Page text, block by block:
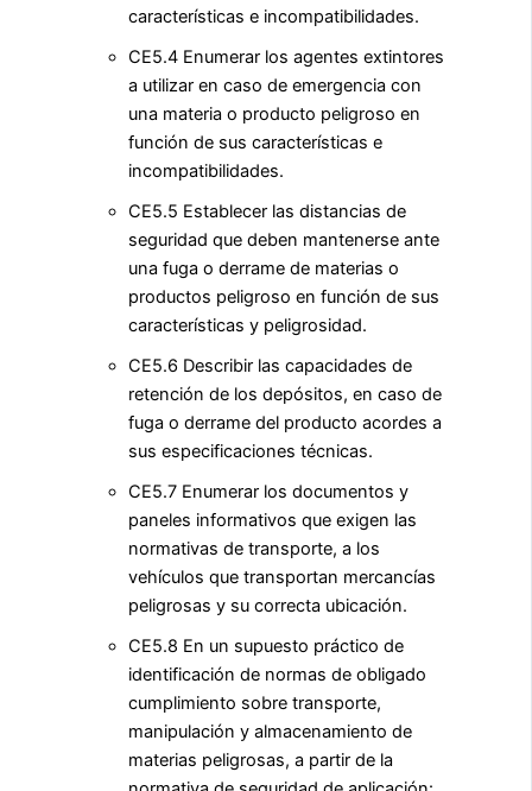
características e incompatibilidades.
CE5.4 Enumerar los agentes extintores
a utilizar en caso de emergencia con
una materia o producto peligroso en
función de sus características e
incompatibilidades.
CE5.5 Establecer las distancias de
seguridad que deben mantenerse ante
una fuga o derrame de materias o
productos peligroso en función de sus
características y peligrosidad.
CE5.6 Describir las capacidades de
retención de los depósitos, en caso de
fuga o derrame del producto acordes a
sus especificaciones técnicas.
CE5.7 Enumerar los documentos y
paneles informativos que exigen las
normativas de transporte, a los
vehículos que transportan mercancías
peligrosas y su correcta ubicación.
CE5.8 En un supuesto práctico de
identificación de normas de obligado
cumplimiento sobre transporte,
manipulación y almacenamiento de
materias peligrosas, a partir de la